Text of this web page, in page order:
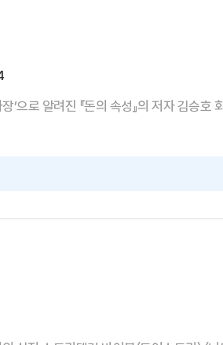
으로 알려진 『돈의 속성』의 저자 김승호